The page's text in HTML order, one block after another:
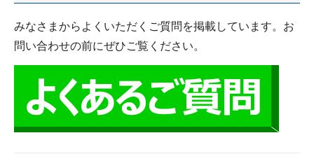
みなさまからよくいただくご質問を掲載しています。お
問い合わせの前にぜひご覧ください。